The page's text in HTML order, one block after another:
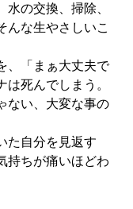
水の交換、掃除、
んな生やさしいこ
、「まぁ大丈夫で
は死んでしまう。
ない、大変な事の
た自分を見返す
持ちが痛いほどわ